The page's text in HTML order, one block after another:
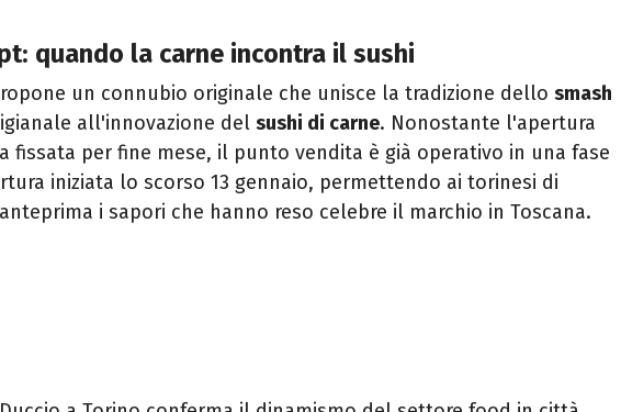
quando la carne incontra il sushi
un connubio originale che unisce la tradizione dello smash
all'innovazione del sushi di carne. Nonostante l'apertura
fissata per fine mese, il punto vendita è già operativo in una fase
iniziata lo scorso 13 gennaio, permettendo ai torinesi di
i sapori che hanno reso celebre il marchio in Toscana.